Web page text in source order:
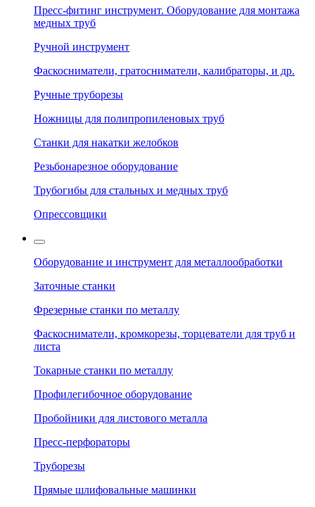
Пресс-фитинг инструмент. Оборудование для монтажа
медных труб
Ручной инструмент
Фаскосниматели, гратосниматели, калибраторы, и др.
Ручные труборезы
Ножницы для полипропиленовых труб
Станки для накатки желобков
Резьбонарезное оборудование
Трубогибы для стальных и медных труб
Опрессовщики
Оборудование и инструмент для металлообработки
Заточные станки
Фрезерные станки по металлу
Фаскосниматели, кромкорезы, торцеватели для труб и
листа
Токарные станки по металлу
Профилегибочное оборудование
Пробойники для листового металла
Пресс-перфораторы
Труборезы
Прямые шлифовальные машинки